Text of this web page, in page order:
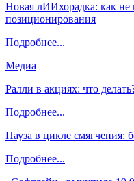
Новая лИИхорадка: как не
позиционирования
Подробнее...
Медиа
Ралли в акциях: что
Подробнее...
Пауза в цикле смягчения:
Подробнее...